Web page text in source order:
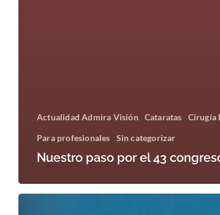
Actualidad Admira Visión Cataratas Cirugía
Para profesionales
Sin categorizar
Nuestro paso por el 43